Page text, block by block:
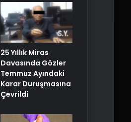
25 Yıllık Miras
Davasında Gözler
Temmuz Ayındaki
Karar Duruşmasına
Çevrildi